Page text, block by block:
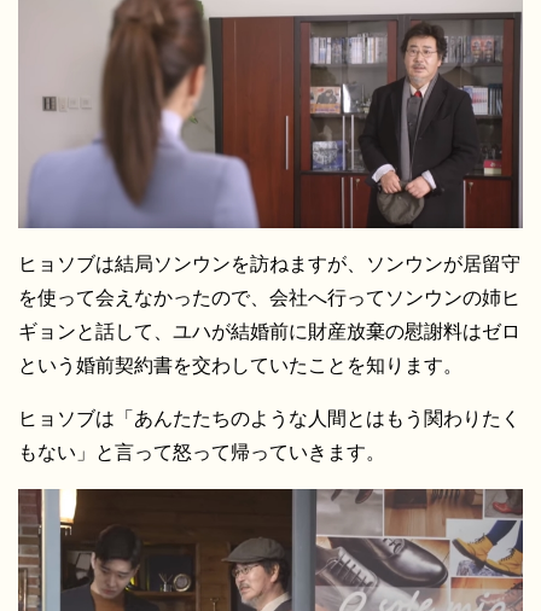
ヒョソブは結局ソンウンを訪ねますが、ソンウンが居留守
を使って会えなかったので、会社へ行ってソンウンの姉ヒ
ギョンと話して、ユハが結婚前に財産放棄の慰謝料はゼロ
という婚前契約書を交わしていたことを知ります。
ヒョソブは「あんたたちのような人間とはもう関わりたく
もない」と言って怒って帰っていきます。